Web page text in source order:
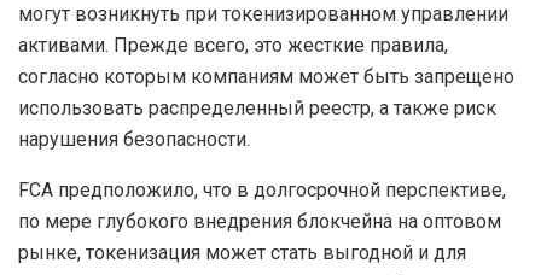
могут возникнуть при токенизированном управлении
активами. Прежде всего, это жесткие правила,
согласно которым компаниям может быть запрещено
использовать распределенный реестр, а также риск
нарушения безопасности.
FCA предположило, что в долгосрочной перспективе,
по мере глубокого внедрения блокчейна на оптовом
рынке, токенизация может стать выгодной и для